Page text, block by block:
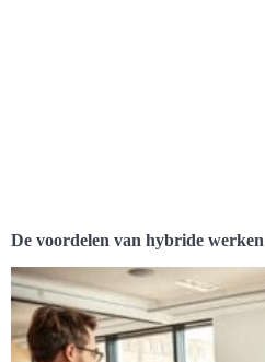
De voordelen van hybride werken